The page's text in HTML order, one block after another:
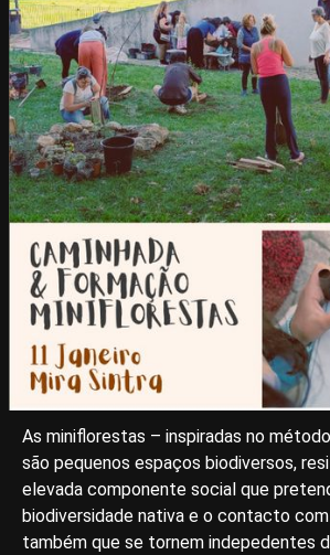
As miniflorestas – inspiradas no
são pequenos espaços biodiversos,
elevada componente social que
biodiversidade nativa e o contacto
também que se tornem indepedentes